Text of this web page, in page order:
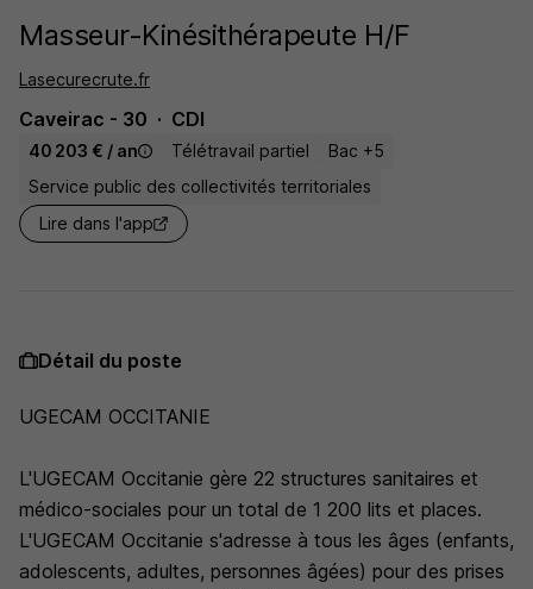
Masseur-Kinésithérapeute H/F
Lasecurecrute.fr
Caveirac - 30 CDI
40 203 € / an Télétravail partiel
Bac +5
Service public des collectivités territoriales
Lire dans l'app
Détail du poste
UGECAM OCCITANIE
L'UGECAM Occitanie gère 22 structures sanitaires et
médico-sociales pour un total de 1 200 lits et places.
L'UGECAM Occitanie s'adresse à tous les âges (enfants,
adolescents, adultes, personnes âgées) pour des prises